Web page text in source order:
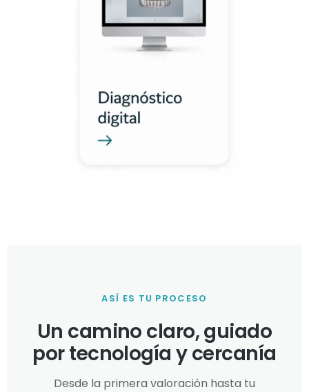
ASÍ ES TU PROCESO
Un camino claro, guiado
por tecnología y cercanía
Desde la primera valoración hasta tu